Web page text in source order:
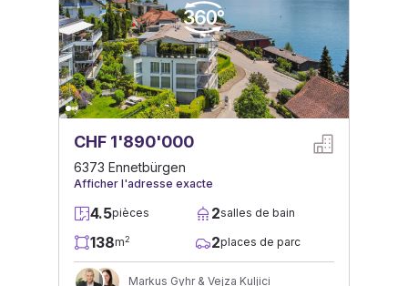
CHF 1'890'000
6373 Ennetbürgen
Afficher l'adresse exacte
4.5pièces 2salles de bain
138m2 2places de parc
Markus Gyhr & Vejza Kuljici